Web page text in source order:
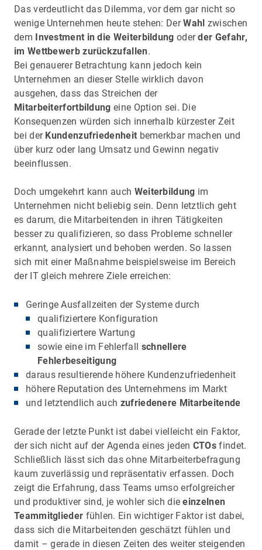
Das verdeutlicht das Dilemma, vor dem gar nicht so
wenige Unternehmen heute stehen: DerWahl zwischen
dem Investment in die Weiterbildung oderder Gefahr,
im Wettbewerb zurückzufallen.
Bei genauerer Betrachtung kann jedoch kein
Unternehmen an dieser Stelle wirklich davon
ausgehen, dass das Streichen der
Mitarbeiterfortbildung eine Option sei. Die
Konsequenzen würden sich innerhalb kürzester Zeit
bei der Kundenzufriedenheit bemerkbar machen und
über kurz oder lang Umsatz und Gewinn negativ
beeinflussen.
Doch umgekehrt kann auch Weiterbildung im
Unternehmen nicht beliebig sein. Denn letztlich geht
es darum, die Mitarbeitenden in ihren Tätigkeiten
besser zu qualifizieren, so dass Probleme schneller
erkannt, analysiert und behoben werden. So lassen
sich mit einer Maßnahme beispielsweise im Bereich
der IT gleich mehrere Ziele erreichen:
Geringe Ausfallzeiten der Systeme durch
qualifiziertere Konfiguration
qualifiziertere Wartung
sowie eine im Fehlerfall schnellere
Fehlerbeseitigung
daraus resultierende höhere Kundenzufriedenheit
höhere Reputation des Unternehmens im Markt
und letztendlich auch zufriedenere Mitarbeitende
Gerade der letzte Punkt ist dabei vielleicht ein Faktor,
der sich nicht auf der Agenda eines jeden CTOs findet.
Schließlich lässt sich das ohne Mitarbeiterbefragung
kaum zuverlässig und repräsentativ erfassen. Doch
zeigt die Erfahrung, dass Teams umso erfolgreicher
und produktiver sind, je wohler sich dieeinzelnen
Teammitglieder fühlen. Ein wichtiger Faktor ist dabei,
dass sich die Mitarbeitenden geschätzt fühlen und
damit – gerade in diesen Zeiten des weiter steigenden